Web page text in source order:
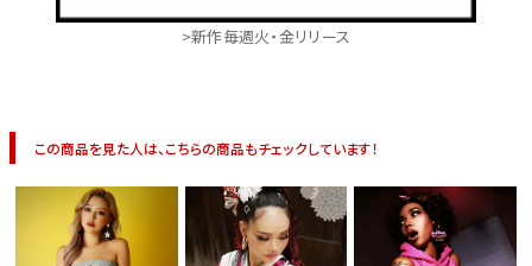
>新作毎週火・金リリース
この商品を見た人は、こちらの商品もチェックしています！